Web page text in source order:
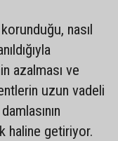
nasıl
azalması ve
uzun vadeli
haline getiriyor.